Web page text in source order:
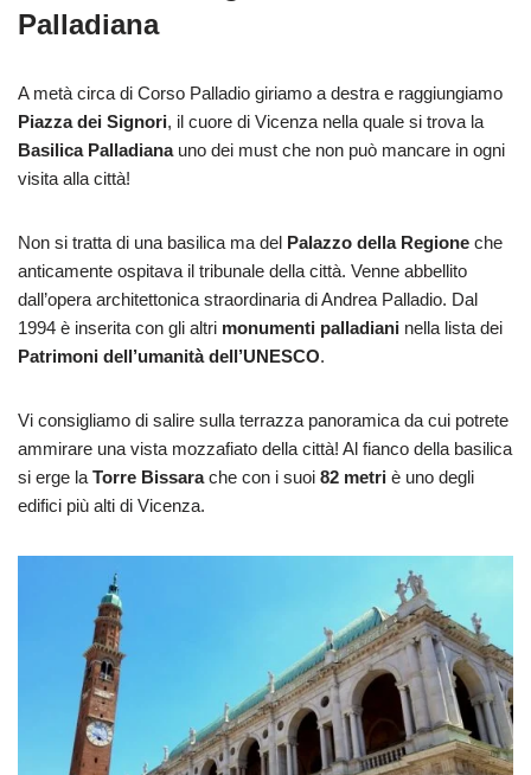
Palladiana
A metà circa di Corso Palladio giriamo a destra e raggiungiamo
Piazza dei Signori, il cuore di Vicenza nella quale si trova la
Basilica Palladianauno dei must che non può mancare in ogni
visita alla città!
Non si tratta di una basilica ma del Palazzo della Regione che
anticamente ospitava il tribunale della città. Venne abbellito
dall’opera architettonica straordinaria di Andrea Palladio. Dal
1994 è inserita con gli altri monumenti palladiani nella lista dei
Patrimoni dell’umanità dell’UNESCO.
Vi consigliamo di salire sulla terrazza panoramica da cui potrete
ammirare una vista mozzafiato della città! Al fianco della basilica
si erge la Torre Bissarache con i suoi 82 metri è uno degli
edifici più alti di Vicenza.